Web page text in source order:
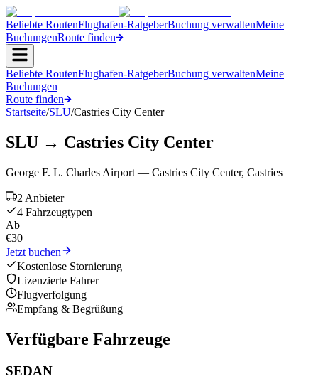
Beliebte RoutenFlughafen-RatgeberBuchung verwaltenMeine
BuchungenRoute finden
Beliebte RoutenFlughafen-RatgeberBuchung verwaltenMeine
Buchungen
Route finden
Startseite/SLU/Castries City Center
SLU → Castries City Center
George F. L. Charles Airport — Castries City Center, Castries
2 Anbieter
4 Fahrzeugtypen
Ab
€30
Jetzt buchen
Kostenlose Stornierung
Lizenzierte Fahrer
Flugverfolgung
Empfang & Begrüßung
Verfügbare Fahrzeuge
SEDAN